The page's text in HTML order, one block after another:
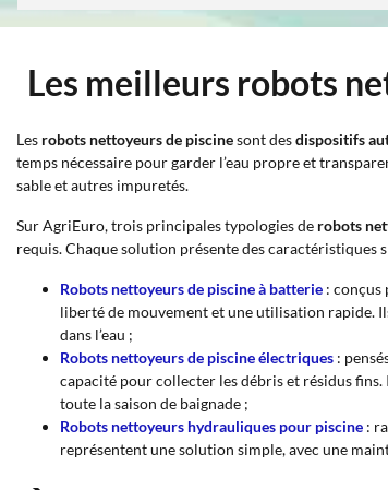
Les meilleurs robots
Les robots nettoyeurs de piscinesont desdispositifs
temps nécessaire pour garder l’eau propre et
sable et autres impuretés.
Sur AgriEuro, trois principales typologies de robots
requis. Chaque solution présente des caractéristiques
Robots nettoyeurs de piscine à batterie : conçus
liberté de mouvement et une utilisation rapide.
dans l’eau ;
Robots nettoyeurs de piscine électriques :
capacité pour collecter les débris et résidus
toute la saison de baignade ;
Robots nettoyeurs hydrauliques pour piscine :
représentent une solution simple, avec une